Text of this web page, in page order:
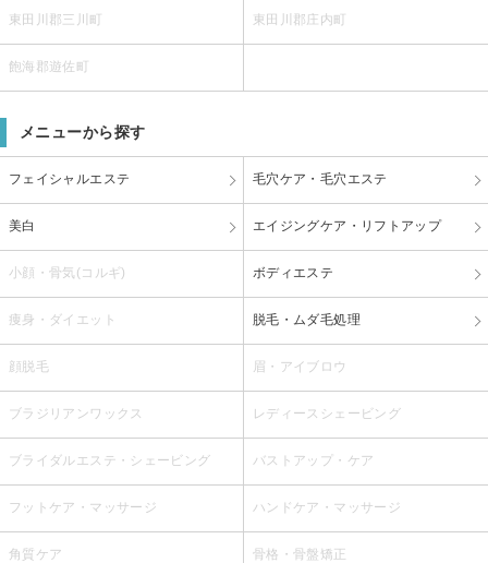
東田川郡三川町 東田川郡庄内町
飽海郡遊佐町
メニューから探す
フェイシャルエステ 毛穴ケア・毛穴エステ
美白 エイジングケア・リフトアップ
小顔・骨気(コルギ) ボディエステ
痩身・ダイエット 脱毛・ムダ毛処理
顔脱毛 眉・アイブロウ
ブラジリアンワックス レディースシェービング
ブライダルエステ・シェービング バストアップ・ケア
フットケア・マッサージ ハンドケア・マッサージ
角質ケア 骨格・骨盤矯正